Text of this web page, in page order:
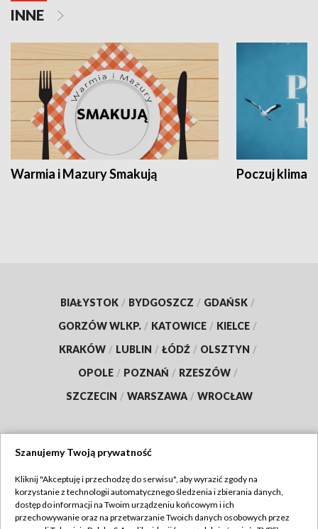
INNE
Warmia i Mazury Smakują Poczuj klimat
BIAŁYSTOK / BYDGOSZCZ / GDAŃSK /
GORZÓW WLKP. / KATOWICE / KIELCE /
KRAKÓW / LUBLIN / ŁÓDŹ / OLSZTYN /
OPOLE / POZNAŃ / RZESZÓW /
SZCZECIN / WARSZAWA / WROCŁAW
TVP
Abonament TVP
Regulamin TVP
Szanujemy Twoją prywatność
Kliknij "Akceptuję i przechodzę do serwisu", aby wyrazić zgody na
korzystanie z technologii automatycznego śledzenia i zbierania danych,
dostęp do informacji na Twoim urządzeniu końcowym i ich
przechowywanie oraz na przetwarzanie Twoich danych osobowych przez